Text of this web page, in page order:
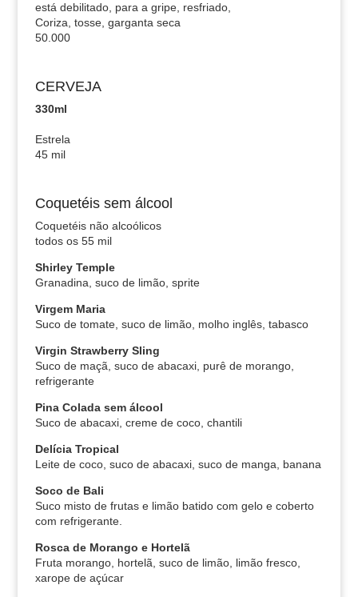
está debilitado, para a gripe, resfriado,
Coriza, tosse, garganta seca
50.000
CERVEJA
330ml
Estrela
45 mil
Coquetéis sem álcool
Coquetéis não alcoólicos
todos os 55 mil
Shirley Temple
Granadina, suco de limão, sprite
Virgem Maria
Suco de tomate, suco de limão, molho inglês, tabasco
Virgin Strawberry Sling
Suco de maçã, suco de abacaxi, purê de morango,
refrigerante
Pina Colada sem álcool
Suco de abacaxi, creme de coco, chantili
Delícia Tropical
Leite de coco, suco de abacaxi, suco de manga, banana
Soco de Bali
Suco misto de frutas e limão batido com gelo e coberto
com refrigerante.
Rosca de Morango e Hortelã
Fruta morango, hortelã, suco de limão, limão fresco,
xarope de açúcar